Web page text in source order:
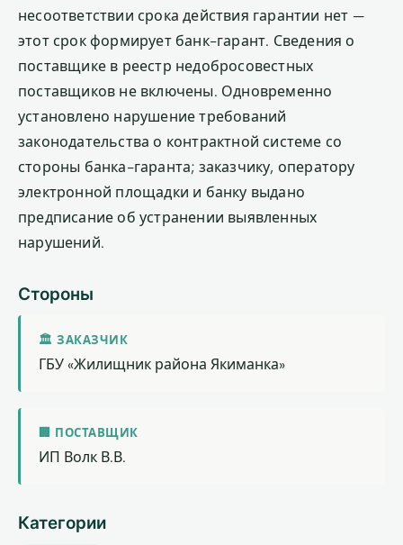
несоответствии срока действия гарантии нет —
этот срок формирует банк-гарант. Сведения о
поставщике в реестр недобросовестных
поставщиков не включены. Одновременно
установлено нарушение требований
законодательства о контрактной системе со
стороны банка-гаранта; заказчику, оператору
электронной площадки и банку выдано
предписание об устранении выявленных
нарушений.
Стороны
🏛 ЗАКАЗЧИК
ГБУ «Жилищник района Якиманка»
🏢 ПОСТАВЩИК
ИП Волк В.В.
Категории